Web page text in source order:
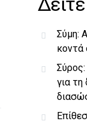
Σύμη:
κοντά
για